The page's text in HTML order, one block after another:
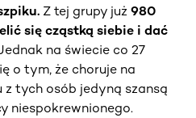
Z tej grupy już 980
się cząstką siebie i dać
na świecie co 27
o tym, że choruje na
tych osób jedyną szansą
niespokrewnionego.